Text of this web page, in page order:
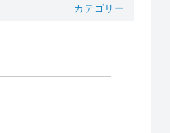
カテゴリー